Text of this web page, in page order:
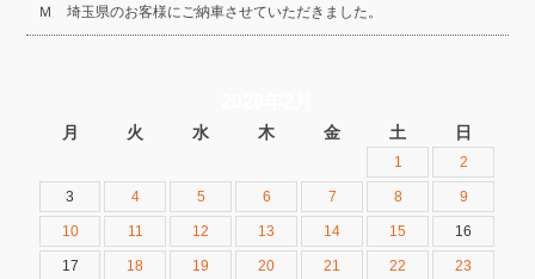
Ｍ 埼玉県のお客様にご納車させていただきました。
月 火 水 木 金 土 日
1 2
3 4 5 6 7 8 9
10 11 12 13 14 15 16
17 18 19 20 21 22 23